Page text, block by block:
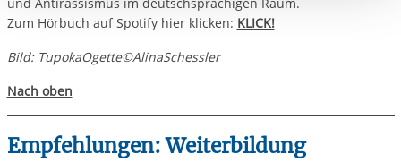
Einwilligung.
und Antirassismus im deutschsprachigen Raum.
Zum Hörbuch auf Spotify hier klicken: KLICK!
Bild: TupokaOgette©AlinaSchessler
Nach oben
Empfehlungen: Weiterbildung